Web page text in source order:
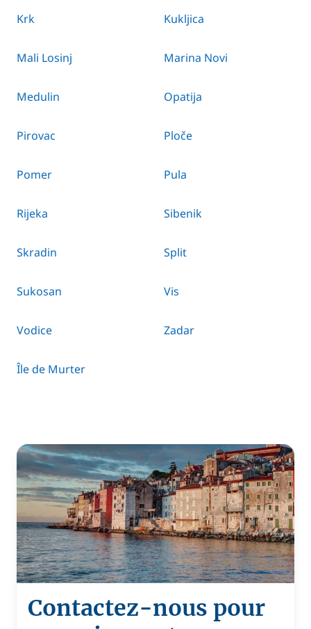
Krk Kukljica
Mali Losinj Marina Novi
Medulin Opatija
Pirovac Ploče
Pomer Pula
Rijeka Sibenik
Skradin Split
Sukosan Vis
Vodice Zadar
Île de Murter
Contactez-nous pour